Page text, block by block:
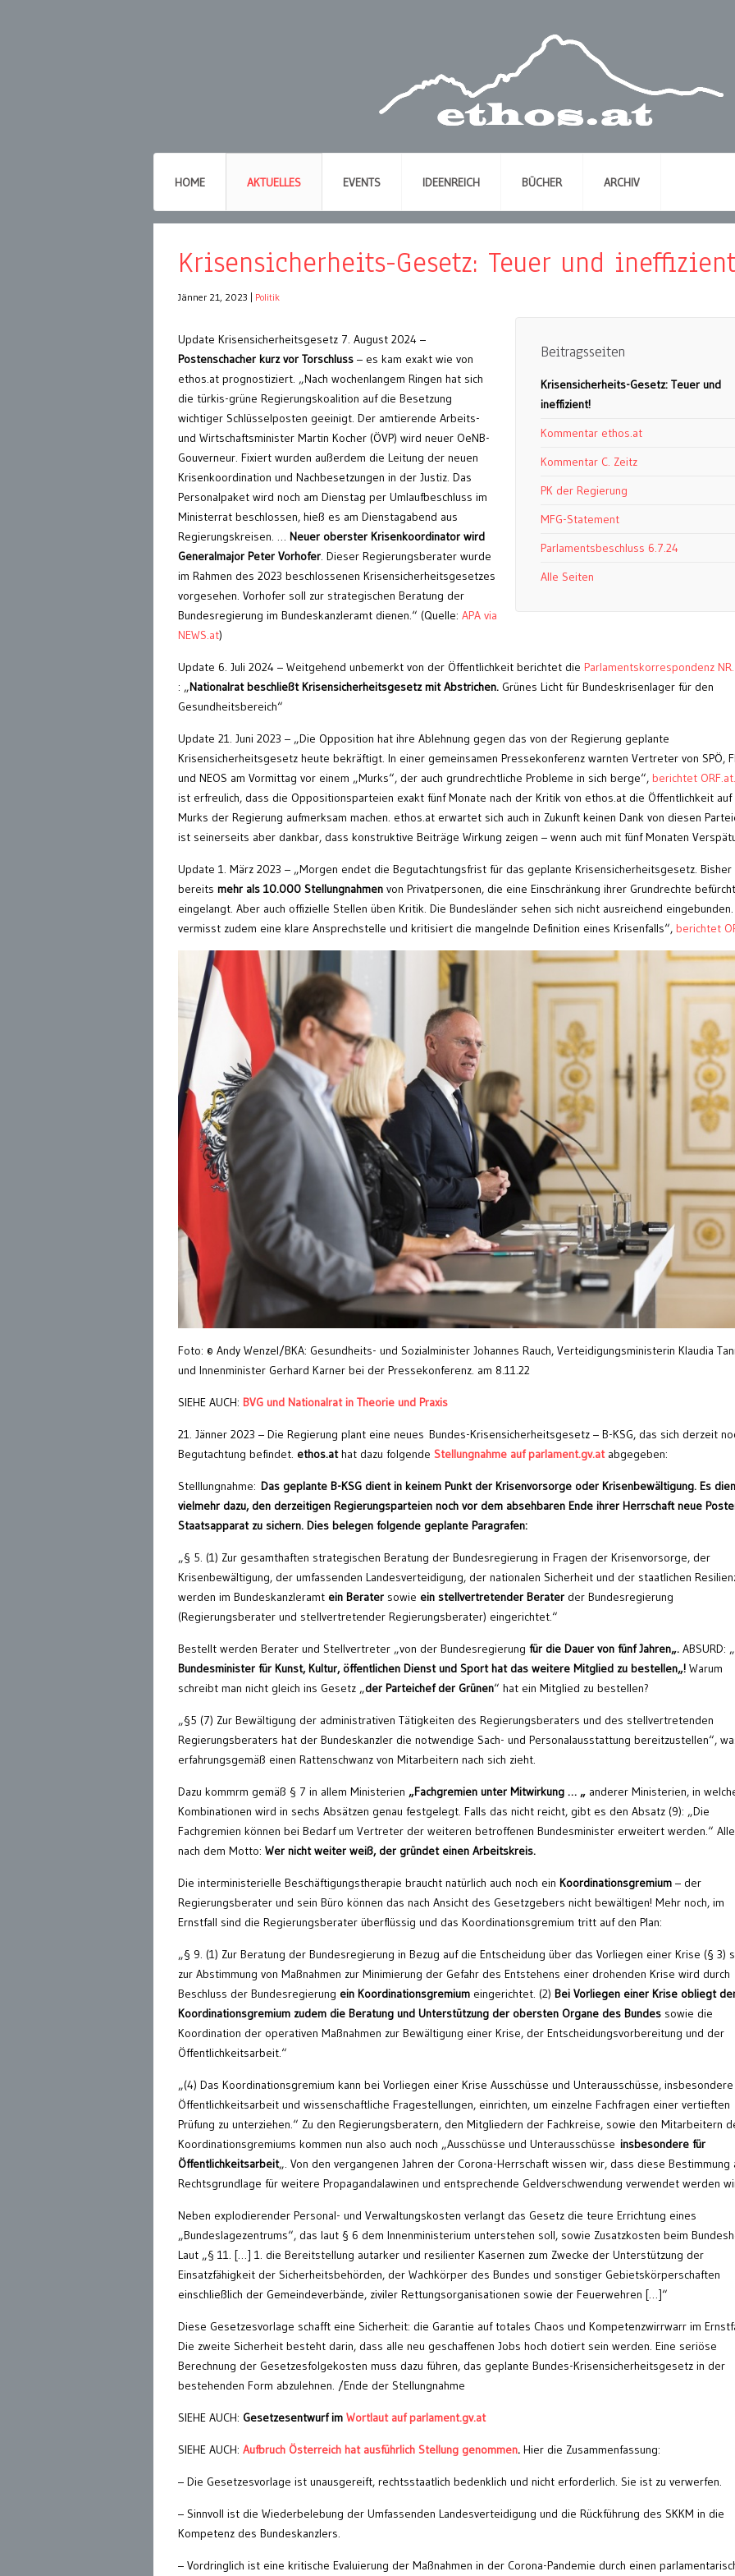
HOME AKTUELLES EVENTS IDEENREICH BÜCHER ARCHIV
Krisensicherheits-Gesetz: Teuer und
Jänner 21, 2023 Politik
Beitragsseiten
Krisensicherheits-Gesetz: Teuer und
ineffizient!
Kommentar ethos.at
Kommentar C. Zeitz
PK der Regierung
MFG-Statement
Parlamentsbeschluss 6.7.24
Alle Seiten
Update Krisensicherheitsgesetz 7. August 2024 –
Postenschacher kurz vor Torschluss – es kam exakt wie von
ethos.at prognostiziert. „Nach wochenlangem Ringen hat sich
die türkis-grüne Regierungskoalition auf die Besetzung
wichtiger Schlüsselposten geeinigt. Der amtierende Arbeits-
und Wirtschaftsminister Martin Kocher (ÖVP) wird neuer OeNB-
Gouverneur. Fixiert wurden außerdem die Leitung der neuen
Krisenkoordination und Nachbesetzungen in der Justiz. Das
Personalpaket wird noch am Dienstag per Umlaufbeschluss im
Ministerrat beschlossen, hieß es am Dienstagabend aus
Regierungskreisen. … Neuer oberster Krisenkoordinator wird
Generalmajor Peter Vorhofer. Dieser Regierungsberater wurde
im Rahmen des 2023 beschlossenen Krisensicherheitsgesetzes
vorgesehen. Vorhofer soll zur strategischen Beratung der
Bundesregierung im Bundeskanzleramt dienen.“ (Quelle: APA via
NEWS.at)
Update 6. Juli 2024 – Weitgehend unbemerkt von der Öffentlichkeit berichtet die Parlamentskorrespondenz
: „Nationalrat beschließt Krisensicherheitsgesetz mit Abstrichen. Grünes Licht für Bundeskrisenlager für den
Gesundheitsbereich“
Update 21. Juni 2023 – „Die Opposition hat ihre Ablehnung gegen das von der Regierung geplante
Krisensicherheitsgesetz heute bekräftigt. In einer gemeinsamen Pressekonferenz warnten Vertreter von SPÖ,
und NEOS am Vormittag vor einem „Murks“, der auch grundrechtliche Probleme in sich berge“, berichtet ORF.at.
ist erfreulich, dass die Oppositionsparteien exakt fünf Monate nach der Kritik von ethos.at die Öffentlichkeit auf
Murks der Regierung aufmerksam machen. ethos.at erwartet sich auch in Zukunft keinen Dank von diesen
ist seinerseits aber dankbar, dass konstruktive Beiträge Wirkung zeigen – wenn auch mit fünf Monaten
Update 1. März 2023 – „Morgen endet die Begutachtungsfrist für das geplante Krisensicherheitsgesetz. Bisher
bereits mehr als 10.000 Stellungnahmen von Privatpersonen, die eine Einschränkung ihrer Grundrechte
eingelangt. Aber auch offizielle Stellen üben Kritik. Die Bundesländer sehen sich nicht ausreichend eingebunden.
vermisst zudem eine klare Ansprechstelle und kritisiert die mangelnde Definition eines Krisenfalls“, berichtet
Foto: © Andy Wenzel/BKA: Gesundheits- und Sozialminister Johannes Rauch, Verteidigungsministerin Klaudia
und Innenminister Gerhard Karner bei der Pressekonferenz. am 8.11.22
SIEHE AUCH: BVG und Nationalrat in Theorie und Praxis
21. Jänner 2023 – Die Regierung plant eine neues Bundes-Krisensicherheitsgesetz – B-KSG, das sich derzeit
Begutachtung befindet. ethos.athat dazu folgende Stellungnahme auf parlament.gv.atabgegeben:
Stelllungnahme: Das geplante B-KSG dient in keinem Punkt der Krisenvorsorge oder Krisenbewältigung. Es
vielmehr dazu, den derzeitigen Regierungsparteien noch vor dem absehbaren Ende ihrer Herrschaft neue
Staatsapparat zu sichern. Dies belegen folgende geplante Paragrafen:
„§ 5. (1) Zur gesamthaften strategischen Beratung der Bundesregierung in Fragen der Krisenvorsorge, der
Krisenbewältigung, der umfassenden Landesverteidigung, der nationalen Sicherheit und der staatlichen
werden im Bundeskanzleramt ein Berater sowie ein stellvertretender Berater der Bundesregierung
(Regierungsberater und stellvertretender Regierungsberater) eingerichtet.“
Bestellt werden Berater und Stellvertreter „von der Bundesregierung für die Dauer von fünf Jahren„. ABSURD:
Bundesminister für Kunst, Kultur, öffentlichen Dienst und Sporthat das weitere Mitglied zu bestellen„! Warum
schreibt man nicht gleich ins Gesetz „der Parteichef der Grünen“ hat ein Mitglied zu bestellen?
„§5 (7) Zur Bewältigung der administrativen Tätigkeiten des Regierungsberaters und des stellvertretenden
Regierungsberaters hat der Bundeskanzler die notwendige Sach- und Personalausstattung bereitzustellen“,
erfahrungsgemäß einen Rattenschwanz von Mitarbeitern nach sich zieht.
Dazu kommrm gemäß § 7 in allem Ministerien „Fachgremien unter Mitwirkung … „ anderer Ministerien, in
Kombinationen wird in sechs Absätzen genau festgelegt. Falls das nicht reicht, gibt es den Absatz (9): „Die
Fachgremien können bei Bedarf um Vertreter der weiteren betroffenen Bundesminister erweitert werden.“
nach dem Motto: Wer nicht weiter weiß, der gründet einen Arbeitskreis.
Die interministerielle Beschäftigungstherapie braucht natürlich auch noch ein Koordinationsgremium – der
Regierungsberater und sein Büro können das nach Ansicht des Gesetzgebers nicht bewältigen! Mehr noch, im
Ernstfall sind die Regierungsberater überflüssig und das Koordinationsgremium tritt auf den Plan:
„§ 9. (1) Zur Beratung der Bundesregierung in Bezug auf die Entscheidung über das Vorliegen einer Krise (§ 3)
zur Abstimmung von Maßnahmen zur Minimierung der Gefahr des Entstehens einer drohenden Krise wird durch
Beschluss der Bundesregierung ein Koordinationsgremium eingerichtet. (2) Bei Vorliegen einer Krise obliegt
Koordinationsgremium zudem die Beratung und Unterstützung der obersten Organe des Bundes sowie die
Koordination der operativen Maßnahmen zur Bewältigung einer Krise, der Entscheidungsvorbereitung und der
Öffentlichkeitsarbeit.“
„(4) Das Koordinationsgremium kann bei Vorliegen einer Krise Ausschüsse und Unterausschüsse,
Öffentlichkeitsarbeit und wissenschaftliche Fragestellungen, einrichten, um einzelne Fachfragen einer vertieften
Prüfung zu unterziehen.“ Zu den Regierungsberatern, den Mitgliedern der Fachkreise, sowie den Mitarbeitern
Koordinationsgremiums kommen nun also auch noch „Ausschüsse und Unterausschüsse insbesondere für
Öffentlichkeitsarbeit„. Von den vergangenen Jahren der Corona-Herrschaft wissen wir, dass diese Bestimmung
Rechtsgrundlage für weitere Propagandalawinen und entsprechende Geldverschwendung verwendet werden
Neben explodierender Personal- und Verwaltungskosten verlangt das Gesetz die teure Errichtung eines
„Bundeslagezentrums“, das laut § 6 dem Innenministerium unterstehen soll, sowie Zusatzkosten beim
Laut „§ 11. […] 1. die Bereitstellung autarker und resilienter Kasernen zum Zwecke der Unterstützung der
Einsatzfähigkeit der Sicherheitsbehörden, der Wachkörper des Bundes und sonstiger Gebietskörperschaften
einschließlich der Gemeindeverbände, ziviler Rettungsorganisationen sowie der Feuerwehren […]“
Diese Gesetzesvorlage schafft eine Sicherheit: die Garantie auf totales Chaos und Kompetenzwirrwarr im
Die zweite Sicherheit besteht darin, dass alle neu geschaffenen Jobs hoch dotiert sein werden. Eine seriöse
Berechnung der Gesetzesfolgekosten muss dazu führen, das geplante Bundes-Krisensicherheitsgesetz in der
bestehenden Form abzulehnen. /Ende der Stellungnahme
SIEHE AUCH: Gesetzesentwurf im Wortlaut auf parlament.gv.at
SIEHE AUCH: Aufbruch Österreich hat ausführlich Stellung genommen. Hier die Zusammenfassung:
– Die Gesetzesvorlage ist unausgereift, rechtsstaatlich bedenklich und nicht erforderlich. Sie ist zu verwerfen.
– Sinnvoll ist die Wiederbelebung der Umfassenden Landesverteidigung und die Rückführung des SKKM in die
Kompetenz des Bundeskanzlers.
– Vordringlich ist eine kritische Evaluierung der Maßnahmen in der Corona-Pandemie durch einen